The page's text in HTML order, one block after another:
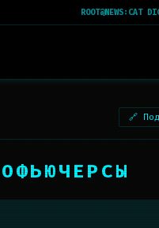
ROOT@NEWS: CAT
🔗